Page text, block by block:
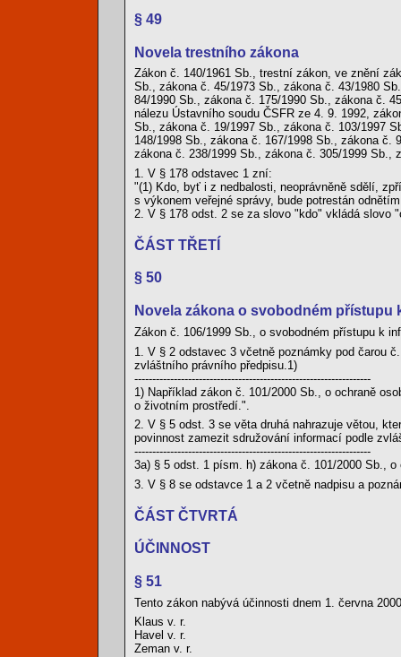
§ 49
Novela trestního zákona
Zákon č. 140/1961 Sb., trestní zákon, ve znění
Sb., zákona č. 45/1973 Sb., zákona č. 43/1980
84/1990 Sb., zákona č. 175/1990 Sb., zákona č.
nálezu Ústavního soudu ČSFR ze 4. 9. 1992,
Sb., zákona č. 19/1997 Sb., zákona č. 103/1997
148/1998 Sb., zákona č. 167/1998 Sb., zákona č.
zákona č. 238/1999 Sb., zákona č. 305/1999
1. V § 178 odstavec 1 zní:
"(1) Kdo, byť i z nedbalosti, neoprávněně sdělí,
s výkonem veřejné správy, bude potrestán
2. V § 178 odst. 2 se za slovo "kdo" vkládá slovo
ČÁST TŘETÍ
§ 50
Novela zákona o svobodném přístupu
Zákon č. 106/1999 Sb., o svobodném přístupu k
1. V § 2 odstavec 3 včetně poznámky pod čarou
zvláštního právního předpisu.1)
------------------------------------------------------------------
1) Například zákon č. 101/2000 Sb., o ochraně
o životním prostředí.".
2. V § 5 odst. 3 se věta druhá nahrazuje větou,
povinnost zamezit sdružování informací podle
------------------------------------------------------------------
3a) § 5 odst. 1 písm. h) zákona č. 101/2000 Sb.,
3. V § 8 se odstavce 1 a 2 včetně nadpisu a
ČÁST ČTVRTÁ
ÚČINNOST
§ 51
Tento zákon nabývá účinnosti dnem 1. června
Klaus v. r.
Havel v. r.
Zeman v. r.